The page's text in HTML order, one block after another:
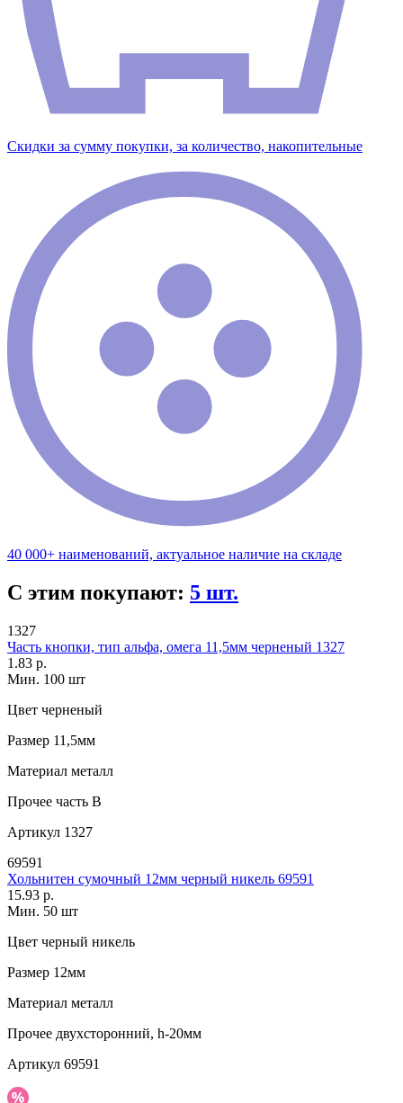
Скидки за сумму покупки, за количество, накопительные
40 000+ наименований, актуальное наличие на складе
С этим покупают: 5 шт.
1327
Часть кнопки, тип альфа, омега 11,5мм черненый 1327
1.83 р.
Мин. 100 шт
Цвет черненый
Размер 11,5мм
Материал металл
Прочее часть B
Артикул 1327
69591
Хольнитен сумочный 12мм черный никель 69591
15.93 р.
Мин. 50 шт
Цвет черный никель
Размер 12мм
Материал металл
Прочее двухсторонний, h-20мм
Артикул 69591